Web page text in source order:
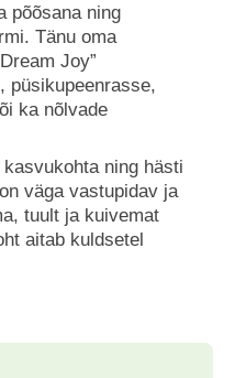
põõsana ning
Tänu oma
Joy”
püsikupeenrasse,
ka nõlvade
ning hästi
väga vastupidav ja
tuult ja kuivemat
aitab kuldsetel